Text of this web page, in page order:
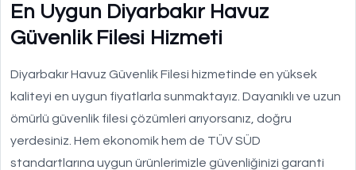
En Uygun Diyarbakır Havuz
Güvenlik Filesi Hizmeti
Diyarbakır Havuz Güvenlik Filesi hizmetinde en yüksek
kaliteyi en uygun fiyatlarla sunmaktayız. Dayanıklı ve uzun
ömürlü güvenlik filesi çözümleri arıyorsanız, doğru
yerdesiniz. Hem ekonomik hem de TÜV SÜD
standartlarına uygun ürünlerimizle güvenliğinizi garanti